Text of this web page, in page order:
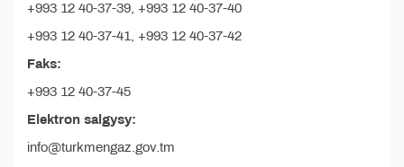
+993 12 40-37-39, +993 12 40-37-40
+993 12 40-37-41, +993 12 40-37-42
Faks:
+993 12 40-37-45
Elektron salgysy:
info@turkmengaz.gov.tm